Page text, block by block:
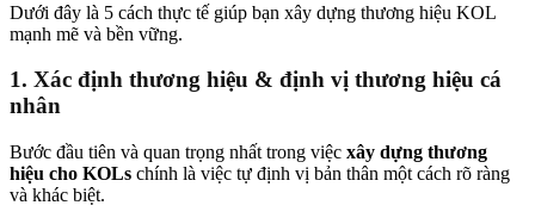
Dưới đây là 5 cách thực tế giúp bạn xây dựng thương hiệu KOL
mạnh mẽ và bền vững.
1. Xác định thương hiệu & định vị thương hiệu cá
nhân
Bước đầu tiên và quan trọng nhất trong việc xây dựng thương
hiệu cho KOLs chính là việc tự định vị bản thân một cách rõ ràng
và khác biệt.